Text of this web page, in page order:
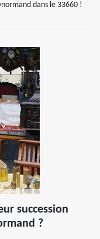
dans le 33660 !
succession
?